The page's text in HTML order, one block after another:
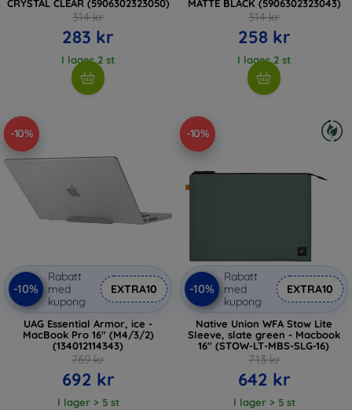
CRYSTAL CLEAR (5906302323050)
314 kr
283 kr
I lager 2 st
MATTE BLACK (5906302323043)
314 kr
258 kr
I lager 2 st
-10%
-10%
Rabatt
med
kupong
EXTRA10
UAG Essential Armor, ice -
MacBook Pro 16" (M4/3/2)
(134012114343)
769 kr
692 kr
I lager > 5 st
-10%
-10%
Rabatt
med
kupong
EXTRA10
Native Union WFA Stow Lite
Sleeve, slate green - Macbook
16" (STOW-LT-MBS-SLG-16)
713 kr
642 kr
I lager > 5 st